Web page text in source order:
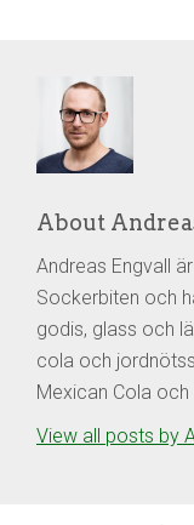
About
Andreas Engvall
Sockerbiten och
godis, glass och
cola och
Mexican Cola
View all posts by